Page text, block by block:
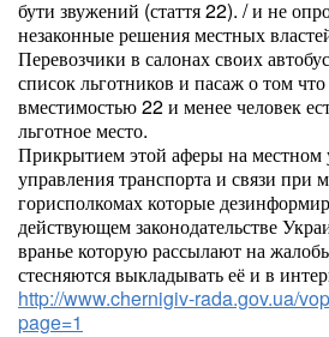
бути звужений (стаття 22). / и не
незаконные решения местных
Перевозчики в салонах своих
список льготников и пасаж о том что
вместимостью 22 и менее человек
льготное место.
Прикрытием этой аферы на местном
управления транспорта и связи при
горисполкомах которые
действующем законодательстве
вранье которую рассылают на
стесняются выкладывать её и в
http://www.chernigiv-rada.gov.ua/
page=1